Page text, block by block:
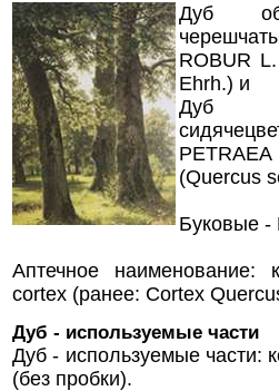
Дуб
ROBUR
Ehrh.) и
Дуб
(Quercus
Буковые -
Аптечное
cortex (ранее: Cortex
Дуб - используемые части
Дуб - используемые части:
(без пробки).